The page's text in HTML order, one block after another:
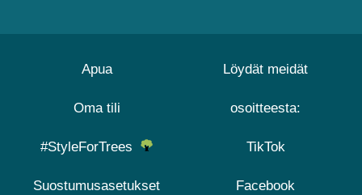
Apua
Oma tili
#StyleForTrees
Suostumusasetukset
Löydät meidät
osoitteesta:
TikTok
Facebook